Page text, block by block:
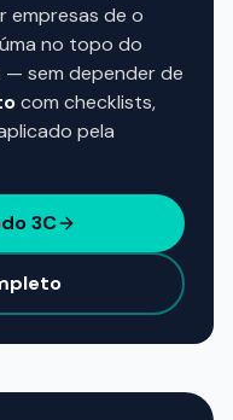
empresas de o
no topo do
— sem depender de
com checklists,
pela
3C